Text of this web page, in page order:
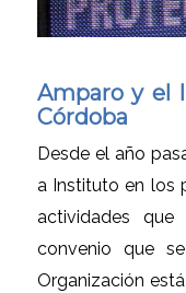
Amparo y el
Córdoba
Desde el año
a Instituto en los
actividades
convenio que
Organización